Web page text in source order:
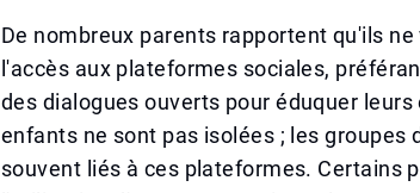
De nombreux parents rapportent qu'ils
l'accès aux plateformes sociales,
des dialogues ouverts pour éduquer
enfants ne sont pas isolées ; les
souvent liés à ces plateformes. Certains